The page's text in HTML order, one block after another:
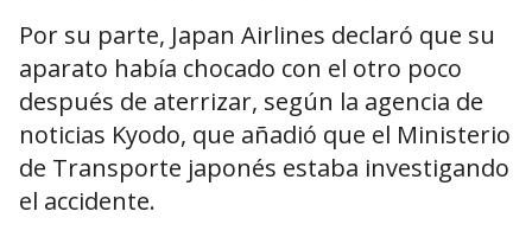
Por su parte, Japan Airlines declaró que su
aparato había chocado con el otro poco
después de aterrizar, según la agencia de
noticias Kyodo, que añadió que el Ministerio
de Transporte japonés estaba investigando
el accidente.